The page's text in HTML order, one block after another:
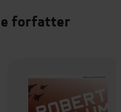
forfatter